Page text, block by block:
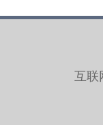
互联